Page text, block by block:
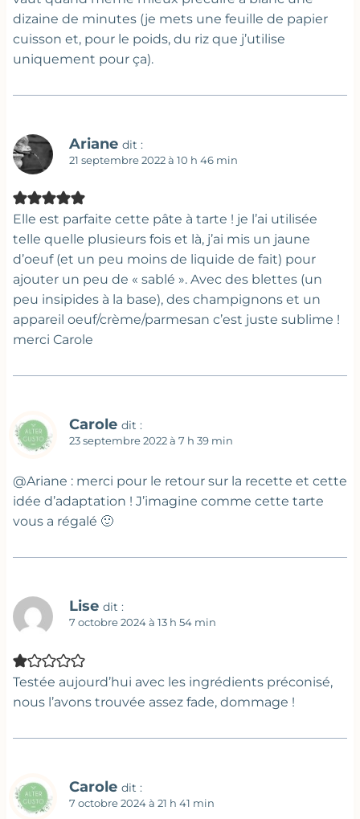
dizaine de minutes (je mets une feuille de papier
cuisson et, pour le poids, du riz que j’utilise
uniquement pour ça).
Ariane dit :
21 septembre 2022 à 10 h 46 min
Elle est parfaite cette pâte à tarte ! je l’ai utilisée
telle quelle plusieurs fois et là, j’ai mis un jaune
d’oeuf (et un peu moins de liquide de fait) pour
ajouter un peu de « sablé ». Avec des blettes (un
peu insipides à la base), des champignons et un
appareil oeuf/crème/parmesan c’est juste sublime !
merci Carole
Carole dit :
23 septembre 2022 à 7 h 39 min
@Ariane : merci pour le retour sur la recette et cette
idée d’adaptation ! J’imagine comme cette tarte
vous a régalé 🙂
Lise dit :
7 octobre 2024 à 13 h 54 min
Testée aujourd’hui avec les ingrédients préconisé,
nous l’avons trouvée assez fade, dommage !
Carole dit :
7 octobre 2024 à 21 h 41 min